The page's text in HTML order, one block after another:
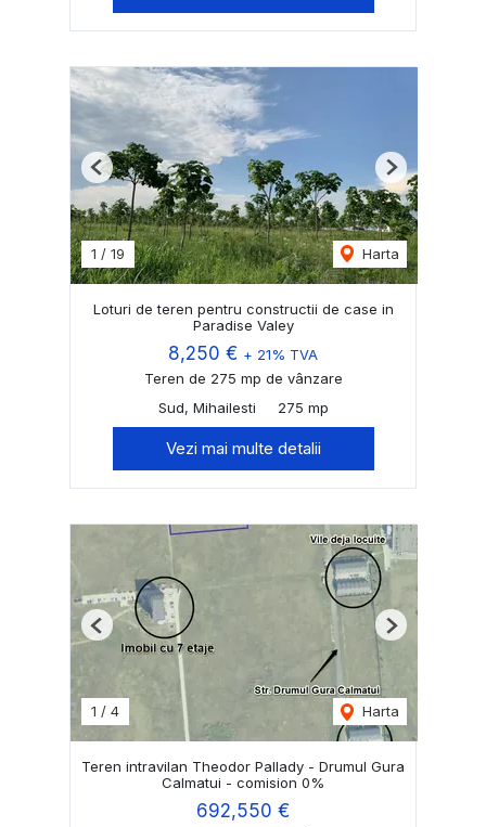
1 / 19 Harta
Previous Next
Loturi de teren pentru constructii de case in
Paradise Valey
8,250 € + 21% TVA
Teren de 275 mp de vânzare
Sud, Mihailesti
275 mp
Vezi mai multe detalii
1 / 4 Harta
Previous Next
Teren intravilan Theodor Pallady - Drumul Gura
Calmatui - comision 0%
692,550 €